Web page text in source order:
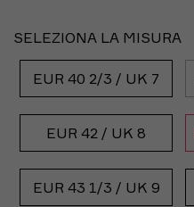
SELEZIONA LA MISURA
EUR 40 2/3 / UK 7
EUR 42 / UK 8
EUR 43 1/3 / UK 9